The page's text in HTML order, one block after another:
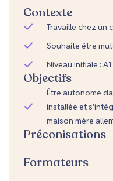
Contexte
Travaille chez un
Souhaite être
Niveau initiale : A1
Objectifs
Être autonome
installée et
maison mère
Préconisations
Formateurs